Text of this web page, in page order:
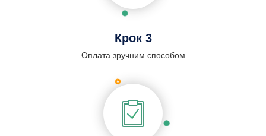
Крок 3
Оплата зручним способом